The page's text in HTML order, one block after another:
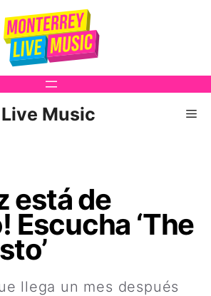
Music
está de
Escucha ‘The
llega un mes después